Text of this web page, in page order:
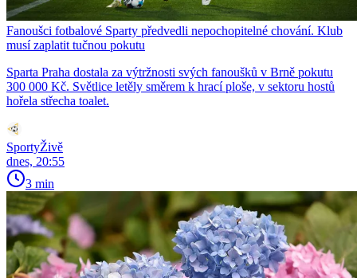
Fanoušci fotbalové Sparty předvedli nepochopitelné chování. Klub
musí zaplatit tučnou pokutu
Sparta Praha dostala za výtržnosti svých fanoušků v Brně pokutu
300 000 Kč. Světlice letěly směrem k hrací ploše, v sektoru hostů
hořela střecha toalet.
SportyŽivě
dnes, 20:55
3 min